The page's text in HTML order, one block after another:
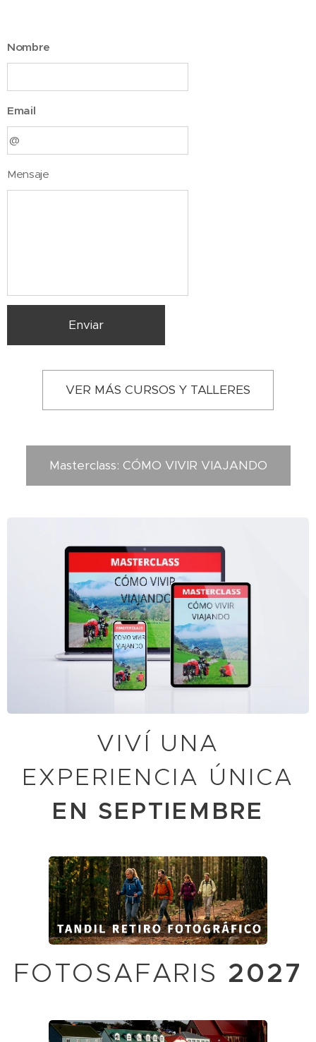
Nombre
Email
Mensaje
Enviar
VER MÁS CURSOS Y TALLERES
Masterclass: CÓMO VIVIR VIAJANDO
VIVÍ UNA
EXPERIENCIA ÚNICA
EN SEPTIEMBRE
FOTOSAFARIS 2027